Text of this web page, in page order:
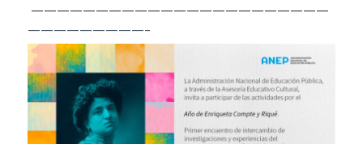
———————————————————————
—————————–